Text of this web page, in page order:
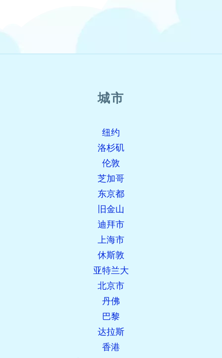
城市
纽约
洛杉矶
伦敦
芝加哥
东京都
旧金山
迪拜市
上海市
休斯敦
亚特兰大
北京市
丹佛
巴黎
达拉斯
香港